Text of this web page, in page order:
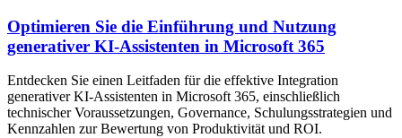
Optimieren Sie die Einführung und Nutzung
generativer KI-Assistenten in Microsoft 365
Entdecken Sie einen Leitfaden für die effektive Integration
generativer KI-Assistenten in Microsoft 365, einschließlich
technischer Voraussetzungen, Governance, Schulungsstrategien und
Kennzahlen zur Bewertung von Produktivität und ROI.